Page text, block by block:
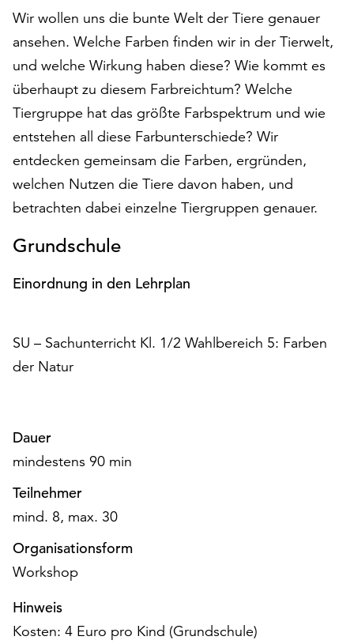
auf
akzeptieren“,
um
alle
Cookies
akzeptieren.
Sie
können
Ihr
Einverständnis
jederzeit
ändern
widerrufen.
Ihnen
am
die
Schaltfläche
„Cookie-
Einstellungen“
Verfügung.
Funktionale
Cookies
werden
auch
ohne
Ihr
Wir wollen uns die bunte Welt der Tiere genauer
ansehen. Welche Farben finden wir in der Tierwelt,
und welche Wirkung haben diese? Wie kommt es
überhaupt zu diesem Farbreichtum? Welche
Tiergruppe hat das größte Farbspektrum und wie
entstehen all diese Farbunterschiede? Wir
entdecken gemeinsam die Farben, ergründen,
welchen Nutzen die Tiere davon haben, und
betrachten dabei einzelne Tiergruppen genauer.
Grundschule
Einordnung in den Lehrplan
SU – Sachunterricht Kl. 1/2 Wahlbereich 5: Farben
der Natur
Dauer
mindestens 90 min
Teilnehmer
mind. 8, max. 30
Organisationsform
Workshop
Hinweis
Kosten: 4 Euro pro Kind (Grundschule)